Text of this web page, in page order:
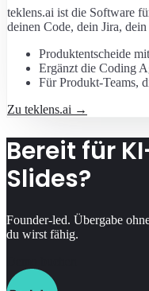
teklens.ai ist die Software
deinen Code, dein Jira, dein
Produktentscheide
Ergänzt die Coding
Für Produkt-Teams,
Zu teklens.ai →
Bereit für
Slides?
Founder-led. Übergabe
du wirst fähig.